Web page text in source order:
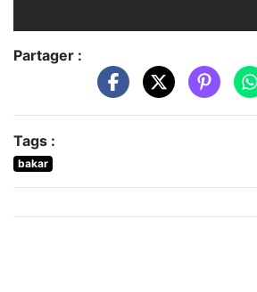
Partager :
Tags :
bakar